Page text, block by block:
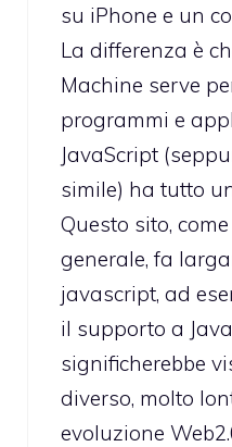
su iPhone e un
La differenza è
Machine serve
programmi e
JavaScript
simile) ha tutto
Questo sito,
generale, fa
javascript, ad
il supporto a
significherebbe
diverso, molto
evoluzione